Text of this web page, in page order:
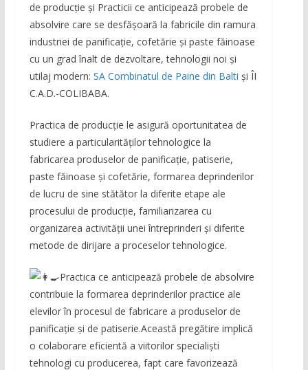
de producție și Practicii ce anticipează probele de
absolvire care se desfășoară la fabricile din ramura
industriei de panificație, cofetărie și paste făinoase
cu un grad înalt de dezvoltare, tehnologii noi şi
utilaj modern: SA Combinatul de Paine din Balti și ÎI
C.A.D.-COLIBABA.
Practica de producție le asigură oportunitatea de
studiere a particularităților tehnologice la
fabricarea produselor de panificație, patiserie,
paste făinoase și cofetărie, formarea deprinderilor
de lucru de sine stătător la diferite etape ale
procesului de producție, familiarizarea cu
organizarea activității unei întreprinderi și diferite
metode de dirijare a proceselor tehnologice.
Practica ce anticipează probele de absolvire
contribuie la formarea deprinderilor practice ale
elevilor în procesul de fabricare a produselor de
panificație și de patiserie.Această pregătire implică
o colaborare eficientă a viitorilor specialişti
tehnologi cu producerea, fapt care favorizează